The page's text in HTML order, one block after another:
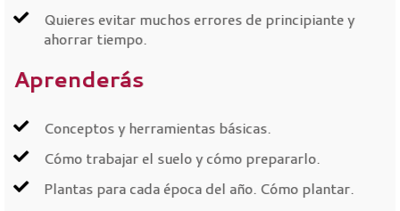
Quieres evitar muchos errores de principiante y
ahorrar tiempo.
Aprenderás
Conceptos y herramientas básicas.
Cómo trabajar el suelo y cómo prepararlo.
Plantas para cada época del año. Cómo plantar.